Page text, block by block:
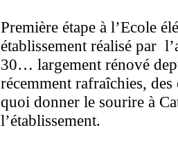
Première étape à l’Ecole
établissement réalisé par
30… largement rénové
récemment rafraîchies,
quoi donner le sourire à
l’établissement.